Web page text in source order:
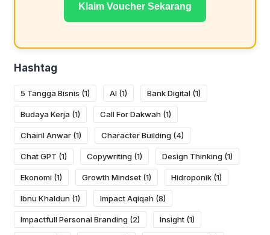
Klaim Voucher Sekarang
Hashtag
5 Tangga Bisnis (1) AI (1) Bank Digital (1)
Budaya Kerja (1) Call For Dakwah (1)
Chairil Anwar (1) Character Building (4)
Chat GPT (1) Copywriting (1) Design Thinking (1)
Ekonomi (1) Growth Mindset (1) Hidroponik (1)
Ibnu Khaldun (1) Impact Aqiqah (8)
Impactfull Personal Branding (2) Insight (1)